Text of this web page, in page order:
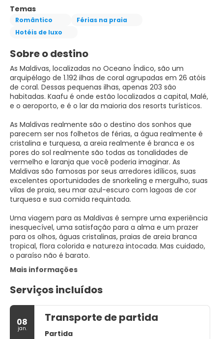
Temas
Romântico
Férias na praia
Hotéis de luxo
Sobre o destino
As Maldivas, localizadas no Oceano Índico, são um
arquipélago de 1.192 ilhas de coral agrupadas em 26 atóis
de coral. Dessas pequenas ilhas, apenas 203 são
habitadas. Kaafu é onde estão localizados a capital, Malé,
e o aeroporto, e é o lar da maioria dos resorts turísticos.
As Maldivas realmente são o destino dos sonhos que
parecem ser nos folhetos de férias, a água realmente é
cristalina e turquesa, a areia realmente é branca e os
pores do sol realmente são todas as tonalidades de
vermelho e laranja que você poderia imaginar. As
Maldivas são famosas por seus arredores idílicos, suas
excelentes oportunidades de snorkeling e mergulho, suas
vilas de praia, seu mar azul-escuro com lagoas de cor
turquesa e sua comida requintada.
Uma viagem para as Maldivas é sempre uma experiência
inesquecível, uma satisfação para a alma e um prazer
para os olhos, águas cristalinas, praias de areia branca
tropical, flora colorida e natureza intocada. Mas cuidado,
o paraíso não é barato.
Mais informações
Serviços incluídos
08
jan.
Transporte de partida
Partida